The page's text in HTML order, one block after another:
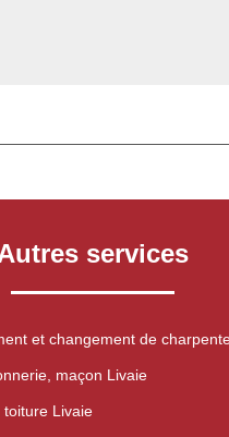
services
et changement de
maçon Livaie
toiture Livaie